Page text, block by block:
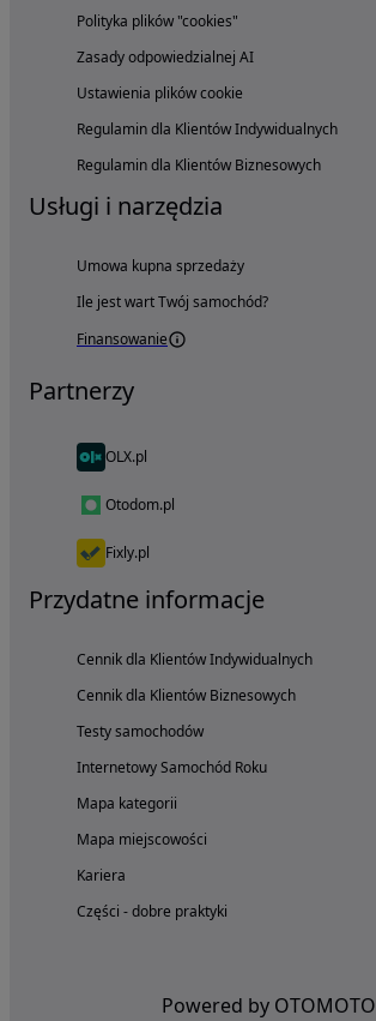
Polityka plików "cookies"
Zasady odpowiedzialnej AI
Ustawienia plików cookie
Regulamin dla Klientów Indywidualnych
Regulamin dla Klientów Biznesowych
Usługi i narzędzia
Umowa kupna sprzedaży
Ile jest wart Twój samochód?
Finansowanie
Partnerzy
OLX.pl
Otodom.pl
Fixly.pl
Przydatne informacje
Cennik dla Klientów Indywidualnych
Cennik dla Klientów Biznesowych
Testy samochodów
Internetowy Samochód Roku
Mapa kategorii
Mapa miejscowości
Kariera
Części - dobre praktyki
Powered by OTOMOTO